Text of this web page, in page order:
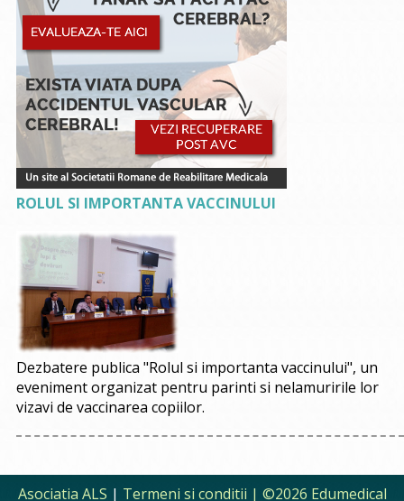
ROLUL SI IMPORTANTA VACCINULUI
Dezbatere publica "Rolul si importanta vaccinului", un
eveniment organizat pentru parinti si nelamuririle lor
vizavi de vaccinarea copiilor.
Asociatia ALS | Termeni si conditii | ©2026 Edumedical